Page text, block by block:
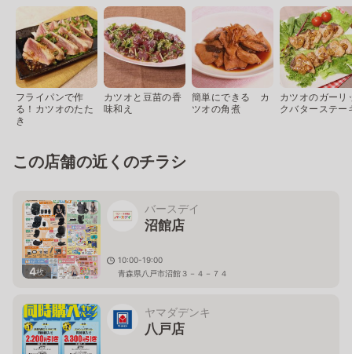
フライパンで作
る！カツオのたた
き
カツオと豆苗の香
味和え
簡単にできる カ
ツオの角煮
カツオのガーリ
クバターステー
この店舗の近くのチラシ
4枚
バースデイ
沼館店
10:00-19:00
青森県八戸市沼館３－４－７４
ヤマダデンキ
八戸店